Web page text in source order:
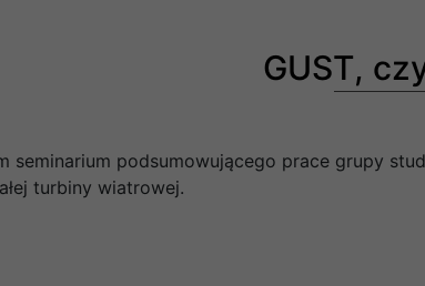
GUST,
seminarium podsumowującego prace grupy
turbiny wiatrowej.